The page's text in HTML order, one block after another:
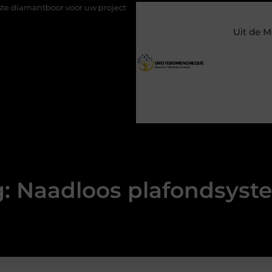
voor uw project Hoe weersomstandigheden de
Uit de
Naadloos